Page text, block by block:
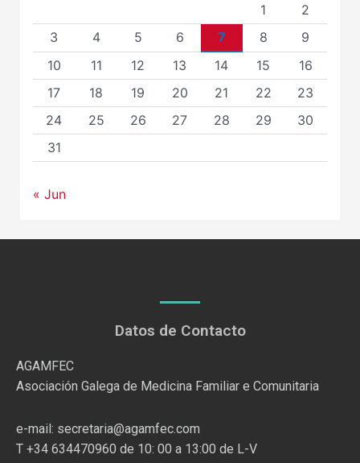
1
2
3
4 5 6 7 8
9
10
11 12 13 14 15
16
17
18 19 20 21 22
23
24
25 26 27 28 29
30
31
« Jun
Datos de Contacto
AGAMFEC
Asociación Galega de Medicina Familiar e Comunitaria
e-mail: secretaria@agamfec.com
T +34 634470960 de 10: 00 a 13:00 de L-V